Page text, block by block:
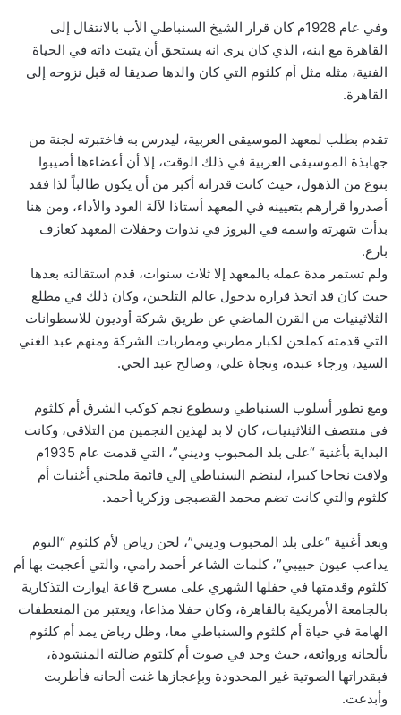
وفي عام 1928م كان قرار الشيخ السنباطي الأب بالانتقال إلى
القاهرة مع ابنه، الذي كان يرى انه يستحق أن يثبت ذاته في الحياة
الفنية، مثله مثل أم كلثوم التي كان والدها صديقا له قبل نزوحه إلى
القاهرة.
تقدم بطلب لمعهد الموسيقى العربية، ليدرس به فاختبرته لجنة من
جهابذة الموسيقى العربية في ذلك الوقت، إلا أن أعضاءها أصيبوا
بنوع من الذهول، حيث كانت قدراته أكبر من أن يكون طالباً لذا فقد
أصدروا قرارهم بتعيينه في المعهد أستاذا لآلة العود والأداء، ومن هنا
بدأت شهرته واسمه في البروز في ندوات وحفلات المعهد كعازف
بارع.
ولم تستمر مدة عمله بالمعهد إلا ثلاث سنوات، قدم استقالته بعدها
حيث كان قد اتخذ قراره بدخول عالم التلحين، وكان ذلك في مطلع
الثلاثينيات من القرن الماضي عن طريق شركة أوديون للاسطوانات
التي قدمته كملحن لكبار مطربي ومطربات الشركة ومنهم عبد الغني
السيد، ورجاء عبده، ونجاة علي، وصالح عبد الحي.
ومع تطور أسلوب السنباطي وسطوع نجم كوكب الشرق أم كلثوم
في منتصف الثلاثينيات، كان لا بد لهذين النجمين من التلاقي، وكانت
البداية بأغنية “على بلد المحبوب وديني”، التي قدمت عام 1935م
ولاقت نجاحا كبيرا، لينضم السنباطي إلي قائمة ملحني أغنيات أم
كلثوم والتي كانت تضم محمد القصبجى وزكريا أحمد.
وبعد أغنية “على بلد المحبوب وديني”، لحن رياض لأم كلثوم “النوم
يداعب عيون حبيبي”، كلمات الشاعر أحمد رامي، والتي أعجبت بها أم
كلثوم وقدمتها في حفلها الشهري على مسرح قاعة ايوارت التذكارية
بالجامعة الأمريكية بالقاهرة، وكان حفلا مذاعا، ويعتبر من المنعطفات
الهامة في حياة أم كلثوم والسنباطي معا، وظل رياض يمد أم كلثوم
بألحانه وروائعه، حيث وجد في صوت أم كلثوم ضالته المنشودة،
فبقدراتها الصوتية غير المحدودة وبإعجازها غنت ألحانه فأطربت
وأبدعت.